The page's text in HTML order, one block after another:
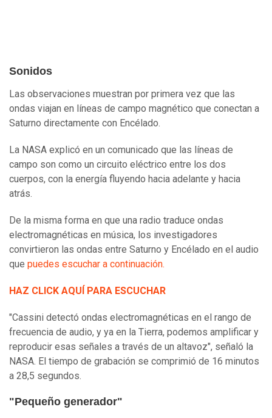
Sonidos
Las observaciones muestran por primera vez que las
ondas viajan en líneas de campo magnético que conectan a
Saturno directamente con Encélado.
La NASA explicó en un comunicado que las líneas de
campo son como un circuito eléctrico entre los dos
cuerpos, con la energía fluyendo hacia adelante y hacia
atrás.
De la misma forma en que una radio traduce ondas
electromagnéticas en música, los investigadores
convirtieron las ondas entre Saturno y Encélado en el audio
que puedes escuchar a continuación.
HAZ CLICK AQUÍ PARA ESCUCHAR
"Cassini detectó ondas electromagnéticas en el rango de
frecuencia de audio, y ya en la Tierra, podemos amplificar y
reproducir esas señales a través de un altavoz", señaló la
NASA. El tiempo de grabación se comprimió de 16 minutos
a 28,5 segundos.
"Pequeño generador"